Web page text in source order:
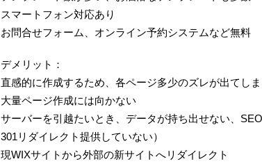
スマートフォン対応あり
お問合せフォーム、オンライン予約システムなど無料
デメリット：
直感的に作成するため、各ページ多少のズレが出てしま
大量ページ作成には向かない
サーバーを引越たいとき、データが持ち出せない、
301リダイレクト提供していない）
現WIXサイトから外部の新サイトへリダイレクト